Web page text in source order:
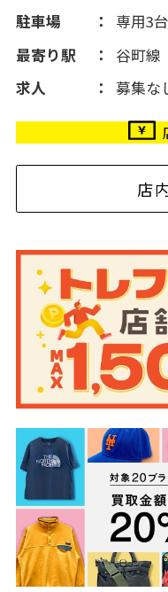
駐車場
専用3台
最寄り駅
谷町線
求人
募集な
店